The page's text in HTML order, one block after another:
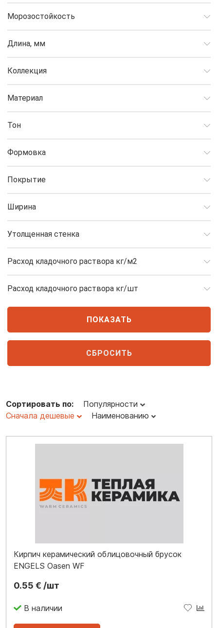
Морозостойкость
Длина, мм
Коллекция
Материал
Тон
Формовка
Покрытие
Ширина
Утолщенная стенка
Расход кладочного раствора кг/м2
Расход кладочного раствора кг/шт
Сортировать по:
Популярности
Сначала дешевые
Наименованию
Кирпич керамический облицовочный брусок
ENGELS Oasen WF
0.55 € /шт